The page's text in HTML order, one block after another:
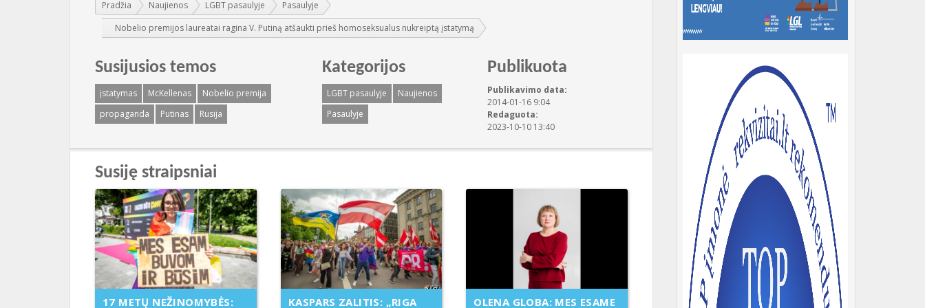
Pradžia Naujienos LGBT pasaulyje
Pasaulyje
Nobelio premijos laureatai ragina V. Putiną atšaukti prieš homoseksualus nukreiptą įstatymą
Susijusios temos
įstatymas McKellenas
Nobelio premija
propaganda
Putinas Rusija
Kategorijos
LGBT pasaulyje
Naujienos
Pasaulyje
Publikuota
Publikavimo data:
2014-01-16 9:04
Redaguota:
2023-10-10 13:40
Susiję straipsniai
17 METŲ NEŽINOMYBĖS:
KASPARS ZALITIS: „RIGA
OLENA GLOBA: MES ESAME